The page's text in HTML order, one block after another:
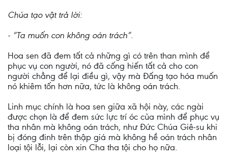
Chúa tạo vật trả lời:
- “Ta muốn con không oán trách”.
Hoa sen đã đem tất cả những gì có trên than mình để
phục vụ con người, nó đã cống hiến tất cả cho con
người chẳng để lại điều gì, vậy mà Đấng tạo hóa muốn
nó khiêm tốn hơn nữa, tức là không oán trách.
Linh mục chính là hoa sen giữa xã hội này, các ngài
được chọn là để đem sức lực trí óc của mình để phục vụ
tha nhân mà không oán trách, như Đức Chúa Giê-su khi
bị đóng đinh trên thập giá mà không hề oán trách nhân
loại tội lỗi, lại còn xin Cha tha tội cho họ nữa.